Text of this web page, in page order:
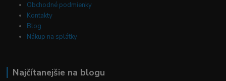
Obchodné podmienky
Kontakty
Blog
Nákup na splátky
Najčítanejšie na blogu